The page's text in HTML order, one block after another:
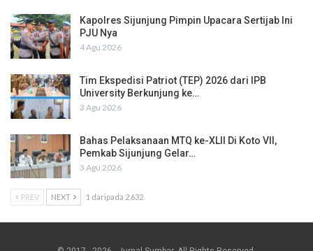
Kapolres Sijunjung Pimpin Upacara Sertijab Ini
PJU Nya
4 Agu 2026
Tim Ekspedisi Patriot (TEP) 2026 dari IPB
University Berkunjung ke…
3 Agu 2026
Bahas Pelaksanaan MTQ ke-XLII Di Koto VII,
Pemkab Sijunjung Gelar…
3 Agu 2026
PREV NEXT 1 daripada 2,632